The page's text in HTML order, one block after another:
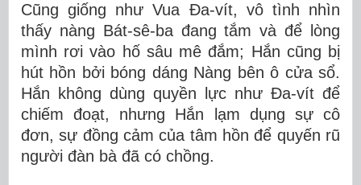
Cũng giống như Vua Đa-vít, vô tình nhìn
thấy nàng Bát-sê-ba đang tắm và để lòng
mình rơi vào hố sâu mê đắm; Hắn cũng bị
hút hồn bởi bóng dáng Nàng bên ô cửa sổ.
Hắn không dùng quyền lực như Đa-vít để
chiếm đoạt, nhưng Hắn lạm dụng sự cô
đơn, sự đồng cảm của tâm hồn để quyến rũ
người đàn bà đã có chồng.